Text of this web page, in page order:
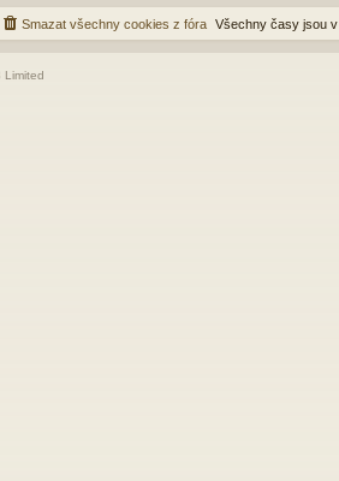
Všechny časy jsou v
Smazat všechny cookies z fóra
Limited